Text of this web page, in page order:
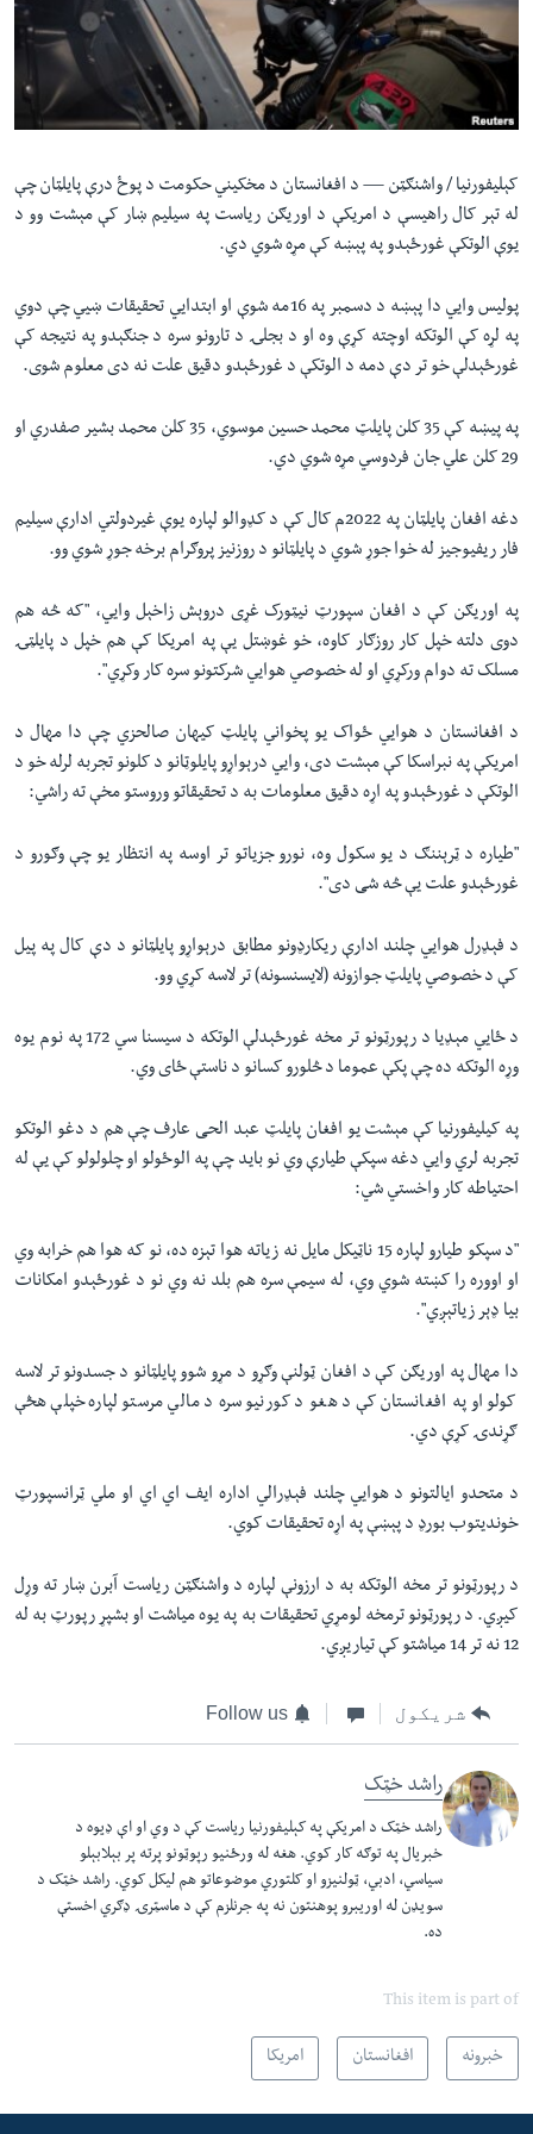
مخکې
مرکزي
لټون
واوړئ
اداریه
Learning English
کېلیفورنیا / واشنګټن — د افغانستان د مخکیني حکومت د پوځ درې پايلټان چې
له تېر کال راهیسې د امريکې د اوريګن رياست په سيلیم ښار کې مېشت وو د
یوې الوتکې غورځېدو په پېښه کې مړه شوي دي.
پولیس وايي دا پېښه د دسمبر په 16مه شوې او ابتدایي تحقیقات ښیي چې دوي
په لړه کې الوتکه اوچته کړې وه او د بجلۍ د تارونو سره د جنګېدو په نتيجه کې
غورځېدلې خو تر دې دمه د الوتکې د غورځېدو دقیق علت نه دی معلوم شوی.
په پيښه کې 35 کلن پايلټ محمد حسین موسوي، 35 کلن محمد بشیر صفدري او
29 کلن علي جان فردوسي مړه شوي دي.
دغه افغان پایلټان په 2022م کال کې د کډوالو لپاره يوې غيردولتي ادارې سيليم
فار ريفيوجيز له خوا جوړ شوي د پايلټانو د روزنیز پروګرام برخه جوړ شوي وو.
په اوريګن کې د افغان سپورټ نيټورک غړی دروېش زاخېل وایي، "که څه هم
دوی دلته خپل کار روزګار کاوه، خو غوښتل یې په امریکا کې هم خپل د پایلټۍ
مسلک ته دوام ورکړي او له خصوصي هوایي شرکتونو سره کار وکړي".
د افغانستان د هوایي ځواک يو پخواني پايلټ کيهان صالحزي چې دا مهال د
امريکې په نبراسکا کې مېشت دی، وایي درېواړو پايلوټانو د کلونو تجربه لرله خو د
الوتکې د غورځېدو په اړه دقيق معلومات به د تحقيقاتو وروستو مخې ته راشي:
"طیاره د ټرېننګ د یو سکول وه، نورو جزیاتو تر اوسه په انتظار یو چې وګورو د
غورځېدو علت یې څه شی دی".
د فېډرل هوايي چلند ادارې ریکارډونو مطابق درېواړو پايلټانو د دې کال په پیل
کې د خصوصي پایلټ جوازونه (لايسنسونه) تر لاسه کړي وو.
د ځایي مېډيا د رپورټونو تر مخه غورځېدلې الوتکه د سيسنا سي 172 په نوم يوه
وړه الوتکه ده چې پکې عموما د څلورو کسانو د ناستې ځای وي.
په کيليفورنيا کې مېشت يو افغان پايلټ عبد الحی عارف چې هم د دغو الوتکو
تجربه لري وایي دغه سپکې طيارې وي نو بايد چې په الوځولو او چلولولو کې یې له
احتياطه کار واخستي شي:
"د سپکو طیارو لپاره 15 ناټیکل مایل نه زیاته هوا تېزه ده، نو که هوا هم خرابه وي
او اووره را کښته شوي وي، له سیمې سره هم بلد نه وي نو د غورځېدو امکانات
بیا ډېر زیاتېږي".
دا مهال په اوريګن کې د افغان ټولنې وګړو د مړو شوو پايلټانو د جسدونو تر لاسه
کولو او په افغانستان کې د هغو د کورنیو سره د مالي مرستو لپاره خپلې هڅې
ګړندۍ کړې دي.
د متحدو ایالتونو د هوايي چلند فېډرالي اداره ايف اي اي او ملي ټرانسپورټ
خونديتوب بورډ د پېښې په اړه تحقیقات کوي.
د رپورټونو تر مخه الوتکه به د ارزونې لپاره د واشنګټن رياست آبرن ښار ته وړل
کیږي. د رپورټونو ترمخه لومړي تحقيقات به په يوه مياشت او بشپړ رپورټ به له
12 نه تر 14 مياشتو کې تياريږي.
شریکول Follow us
راشد خټک
راشد خټک د امریکې په کېلیفورنیا ریاست کې د وي او اې ډیوه د
خبریال په توګه کار کوي. هغه له ورځنیو رپوټونو پرته پر بېلابېلو
سیاسي، ادبي، ټولنیزو او کلتوري موضوعاتو هم ليکل کوي. راشد خټک د
سويډن له اوريبرو پوهنتون نه په جرنلزم کې د ماسټرۍ ‌‌‌‌‌‌ډګري اخستې
ده.
This item is part of
خبرونه افغانستان امریکا